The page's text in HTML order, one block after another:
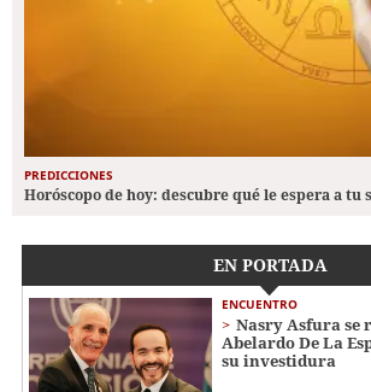
PREDICCIONES
Horóscopo de hoy: descubre qué le espera a tu
EN PORTADA
ENCUENTRO
Nasry Asfura se
Abelardo De La
su investidura